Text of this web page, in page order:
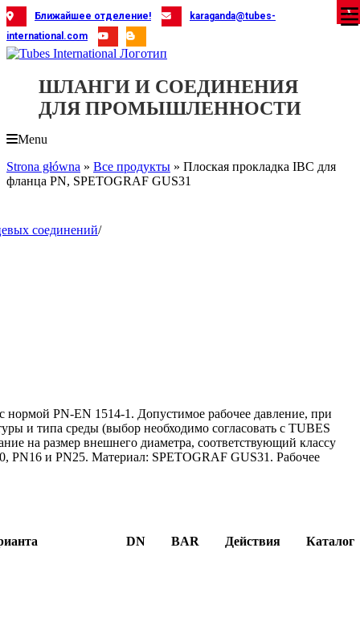
Skip
to
content
Ближайшее отделение!
karaganda@tubes-
international.com
ШЛАНГИ И СОЕДИНЕНИЯ
ДЛЯ ПРОМЫШЛЕННОСТИ
Menu
Strona główna » Все продукты » Плоская прокладка IBC для
фланца PN, SPETOGRAF GUS31
соединений/
нормой PN-EN 1514-1. Допустимое рабочее давление, при
и типа среды (выбор необходимо согласовать с TUBES
на размер внешнего диаметра, соответствующий классу
PN16 и PN25. Материал: SPETOGRAF GUS31. Рабочее
DN BAR Действия Каталог
X
X
X
X
X
X
X
X
X
X
X
X
X
X
X
X
X
X
X